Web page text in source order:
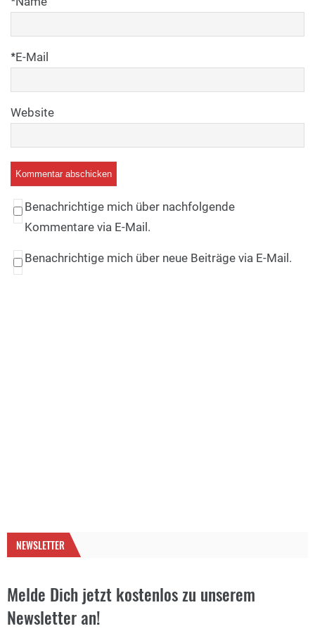
E-Mail
*
Website
Benachrichtige mich über nachfolgende
Kommentare via E-Mail.
Benachrichtige mich über neue Beiträge via E-Mail.
NEWSLETTER
Melde Dich jetzt kostenlos zu unserem
Newsletter an!